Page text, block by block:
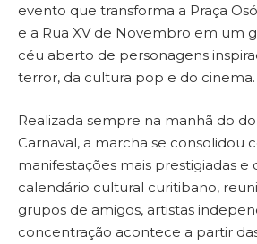
evento que transforma a Praça
e a Rua XV de Novembro em um
céu aberto de personagens
terror, da cultura pop e do cinema.
Realizada sempre na manhã do
Carnaval, a marcha se consolidou
manifestações mais prestigiadas e
calendário cultural curitibano,
grupos de amigos, artistas
concentração acontece a partir